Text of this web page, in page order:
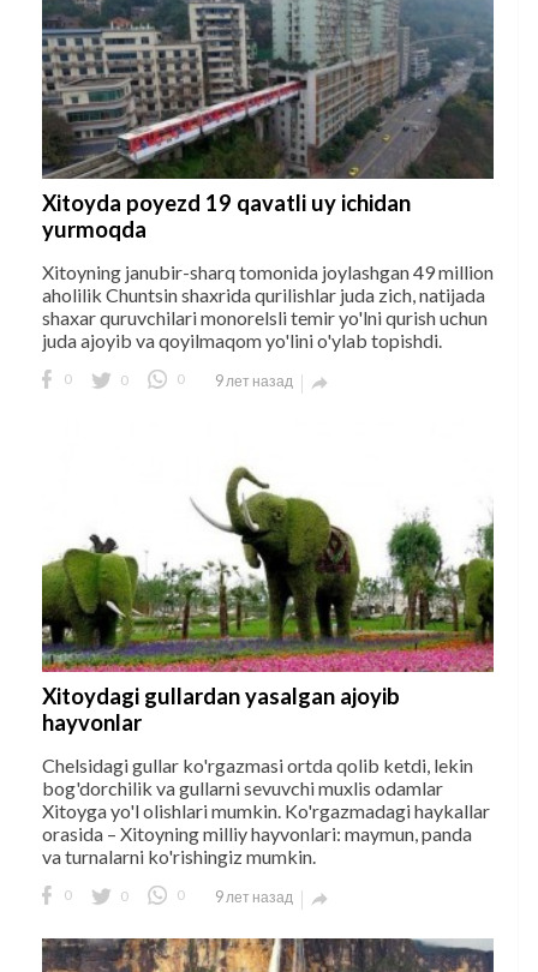
Xitoyda poyezd 19 qavatli uy ichidan
yurmoqda
Xitoyning janubir-sharq tomonida joylashgan 49 million
aholilik Chuntsin shaxrida qurilishlar juda zich, natijada
shaxar quruvchilari monorelsli temir yo'lni qurish uchun
juda ajoyib va qoyilmaqom yo'lini o'ylab topishdi.
0 0 0 9 лет назад 
Xitoydagi gullardan yasalgan ajoyib
hayvonlar
Chelsidagi gullar ko'rgazmasi ortda qolib ketdi, lekin
bog'dorchilik va gullarni sevuvchi muxlis odamlar
Xitoyga yo'l olishlari mumkin. Ko'rgazmadagi haykallar
orasida – Xitoyning milliy hayvonlari: maymun, panda
va turnalarni ko'rishingiz mumkin.
0 0 0 9 лет назад 